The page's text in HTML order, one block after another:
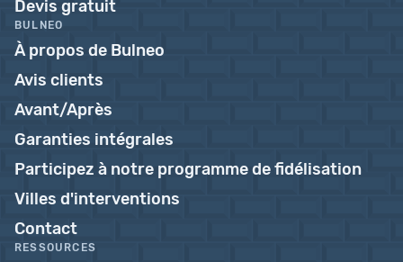
Devis gratuit
BULNEO
À propos de Bulneo
Avis clients
Avant/Après
Garanties intégrales
Participez à notre programme de fidélisation
Villes d'interventions
Contact
RESSOURCES